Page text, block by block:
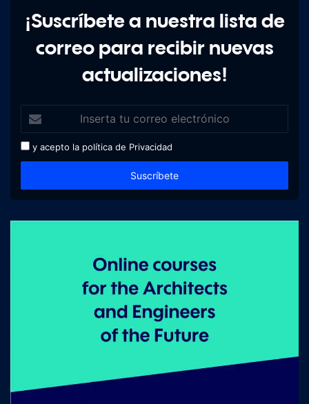
¡Suscríbete a nuestra lista de
correo para recibir nuevas
actualizaciones!
y acepto la política de Privacidad